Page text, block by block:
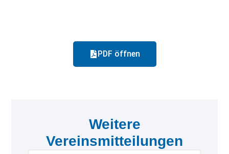
PDF öffnen
Weitere
Vereinsmitteilungen